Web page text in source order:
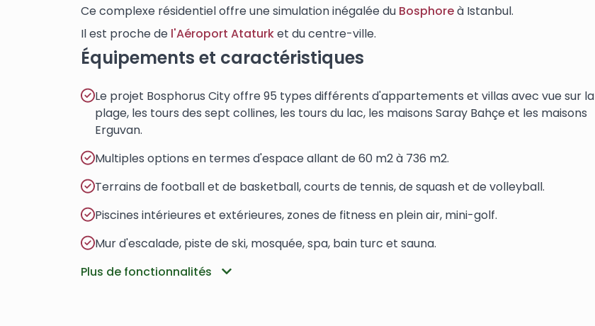
Ce complexe résidentiel offre une simulation inégalée du Bosphoreà Istanbul.
Il est proche de l'Aéroport Ataturket du centre-ville.
Équipements et caractéristiques
Le projet Bosphorus City offre 95 types différents d'appartements et villas avec vue sur la
plage, les tours des sept collines, les tours du lac, les maisons Saray Bahçe et les maisons
Erguvan.
Multiples options en termes d'espace allant de 60 m2 à 736 m2.
Terrains de football et de basketball, courts de tennis, de squash et de volleyball.
Piscines intérieures et extérieures, zones de fitness en plein air, mini-golf.
Mur d'escalade, piste de ski, mosquée, spa, bain turc et sauna.
Plus de fonctionnalités